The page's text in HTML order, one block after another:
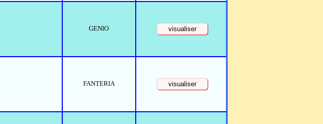
GENIO
FANTERIA